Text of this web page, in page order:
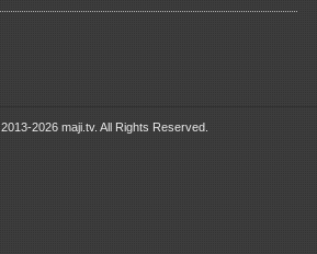
2013-2026 maji.tv. All Rights Reserved.